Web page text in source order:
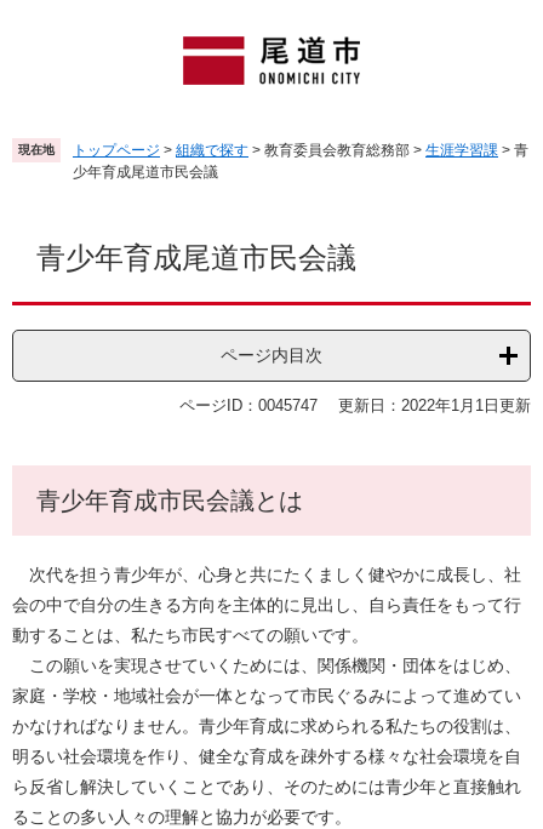
頭
で
飛
ば
現在地 トップページ > 組織で探す > 教育委員会教育総務部 > 生涯学習課 > 青
少年育成尾道市民会議
青少年育成尾道市民会議
ページ内目次
ページID：0045747 更新日：2022年1月1日更新
青少年育成市民会議とは
次代を担う青少年が、心身と共にたくましく健やかに成長し、社
会の中で自分の生きる方向を主体的に見出し、自ら責任をもって行
動することは、私たち市民すべての願いです。
この願いを実現させていくためには、関係機関・団体をはじめ、
家庭・学校・地域社会が一体となって市民ぐるみによって進めてい
かなければなりません。青少年育成に求められる私たちの役割は、
明るい社会環境を作り、健全な育成を疎外する様々な社会環境を自
ら反省し解決していくことであり、そのためには青少年と直接触れ
ることの多い人々の理解と協力が必要です。